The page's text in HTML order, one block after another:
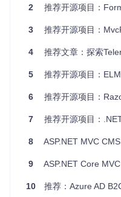
帖子等等。其灵活的配置
结构和导航样式。
T MVC项目。
显示模板等，可满足各
数据源直接创建分页列
兼容性良好：虽然不支
如果您正在寻找一个高效
案，那么MvcPaging无疑
问MvcPaging的演示地址
2 推荐开源项目：
3 推荐开源项目：MvcReportViewer
4 推荐文章：探索
5 推荐开源项目：
6 推荐开源项目：Razor-
7 推荐开源项目：
8 ASP.NET MVC
9 ASP.NET Core
10 推荐：Azure AD B2C 驱